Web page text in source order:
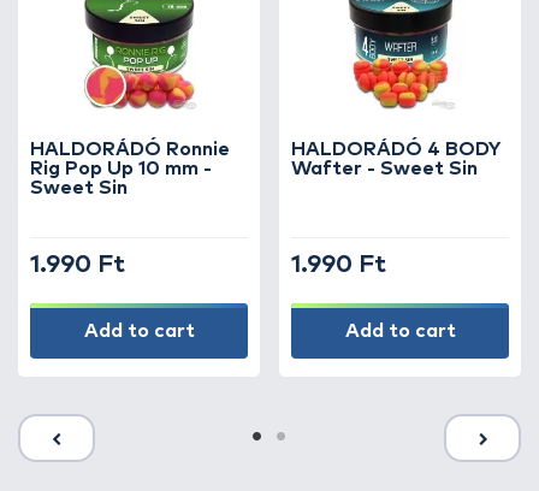
HALDORÁDÓ Ronnie
Rig Pop Up 10 mm -
Sweet Sin
1.990 Ft
Add to cart
HALDORÁDÓ 4 BODY
Wafter - Sweet Sin
1.990 Ft
Add to cart